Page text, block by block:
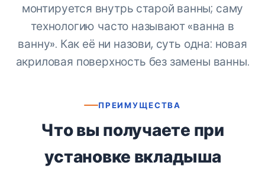
монтируется внутрь старой ванны; саму
технологию часто называют «ванна в
ванну». Как её ни назови, суть одна: новая
акриловая поверхность без замены ванны.
ПРЕИМУЩЕСТВА
Что вы получаете при
установке вкладыша